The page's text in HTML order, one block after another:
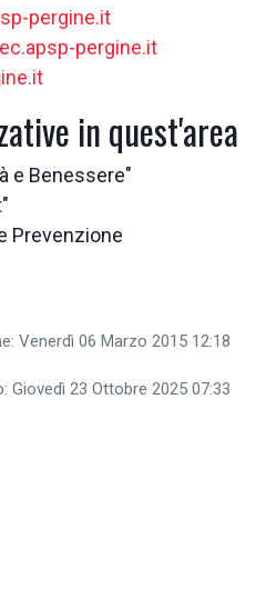
pergine.it
pergine.it
in quest'area
e Benessere"
Prevenzione
Venerdì 06 Marzo 2015 12:18
Giovedì 23 Ottobre 2025 07:33